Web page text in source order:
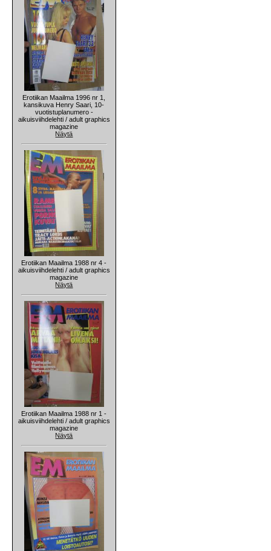
Erotiikan Maailma 1996 nr 1,
kansikuva Henry Saari, 10-
vuotistuplanumero -
aikuisviihdelehti / adult graphics
magazine
Näytä
Erotiikan Maailma 1988 nr 4 -
aikuisviihdelehti / adult graphics
magazine
Näytä
Erotiikan Maailma 1988 nr 1 -
aikuisviihdelehti / adult graphics
magazine
Näytä